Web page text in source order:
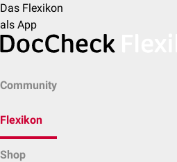
Das Flexikon
als App
Community
Flexikon
Shop